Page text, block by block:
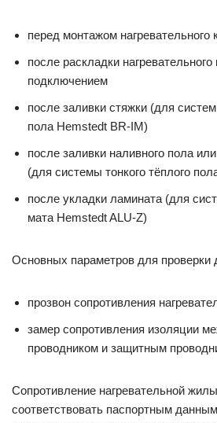
перед монтажом нагревательного
после раскладки
подключением
после заливки стяжки (для
пола Hemstedt BR-IM)
после заливки наливного пола
(для системы тонкого тёплого
после укладки ламината (для
мата Hemstedt ALU-Z)
Основных параметров для проверки
прозвон сопротивления
замер сопротивления изоляции
проводником и защитным
Сопротивление нагревательной
соответствовать паспортным